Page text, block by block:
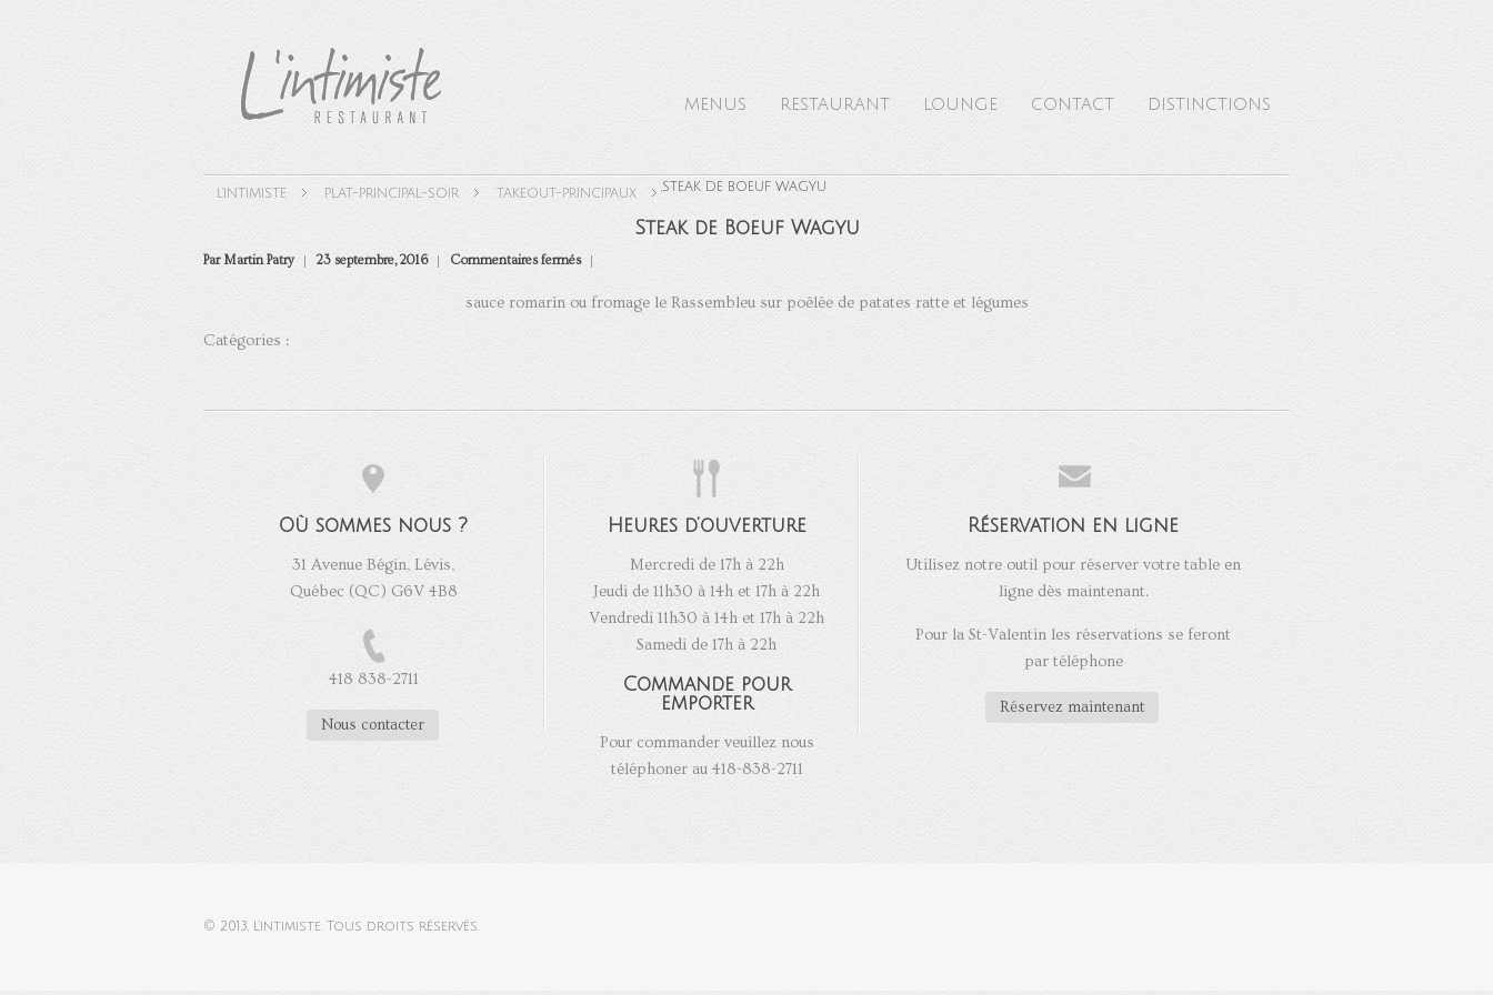
MENUS RESTAURANT LOUNGE CONTACT DISTINCTIONS
L'INTIMISTE PLAT-PRINCIPAL-SOIR ,
TAKEOUT-PRINCIPAUX STEAK DE BOEUF WAGYU
Steak de Boeuf Wagyu
Par Martin Patry 23 septembre, 2016 Commentaires ferméssur
Steak
Boeuf
Wagyu
sauce romarin ou fromage le Rassembleu sur poêlée de patates ratte et légumes
Catégories :
Où sommes nous ?
31 Avenue Bégin, Lévis,
Québec (QC) G6V 4B8
418 838-2711
Nous contacter
Heures d’ouverture
Mercredi de 17h à 22h
Jeudi de 11h30 à 14h et 17h à 22h
Vendredi 11h30 à 14h et 17h à 22h
Samedi de 17h à 22h
Commande pour
emporter
Pour commander veuillez nous
téléphoner au 418-838-2711
Réservation en ligne
Utilisez notre outil pour réserver votre table en
ligne dès maintenant.
Pour la St-Valentin les réservations se feront
par téléphone
Réservez maintenant
© 2013, L'intimiste. Tous droits réservés.